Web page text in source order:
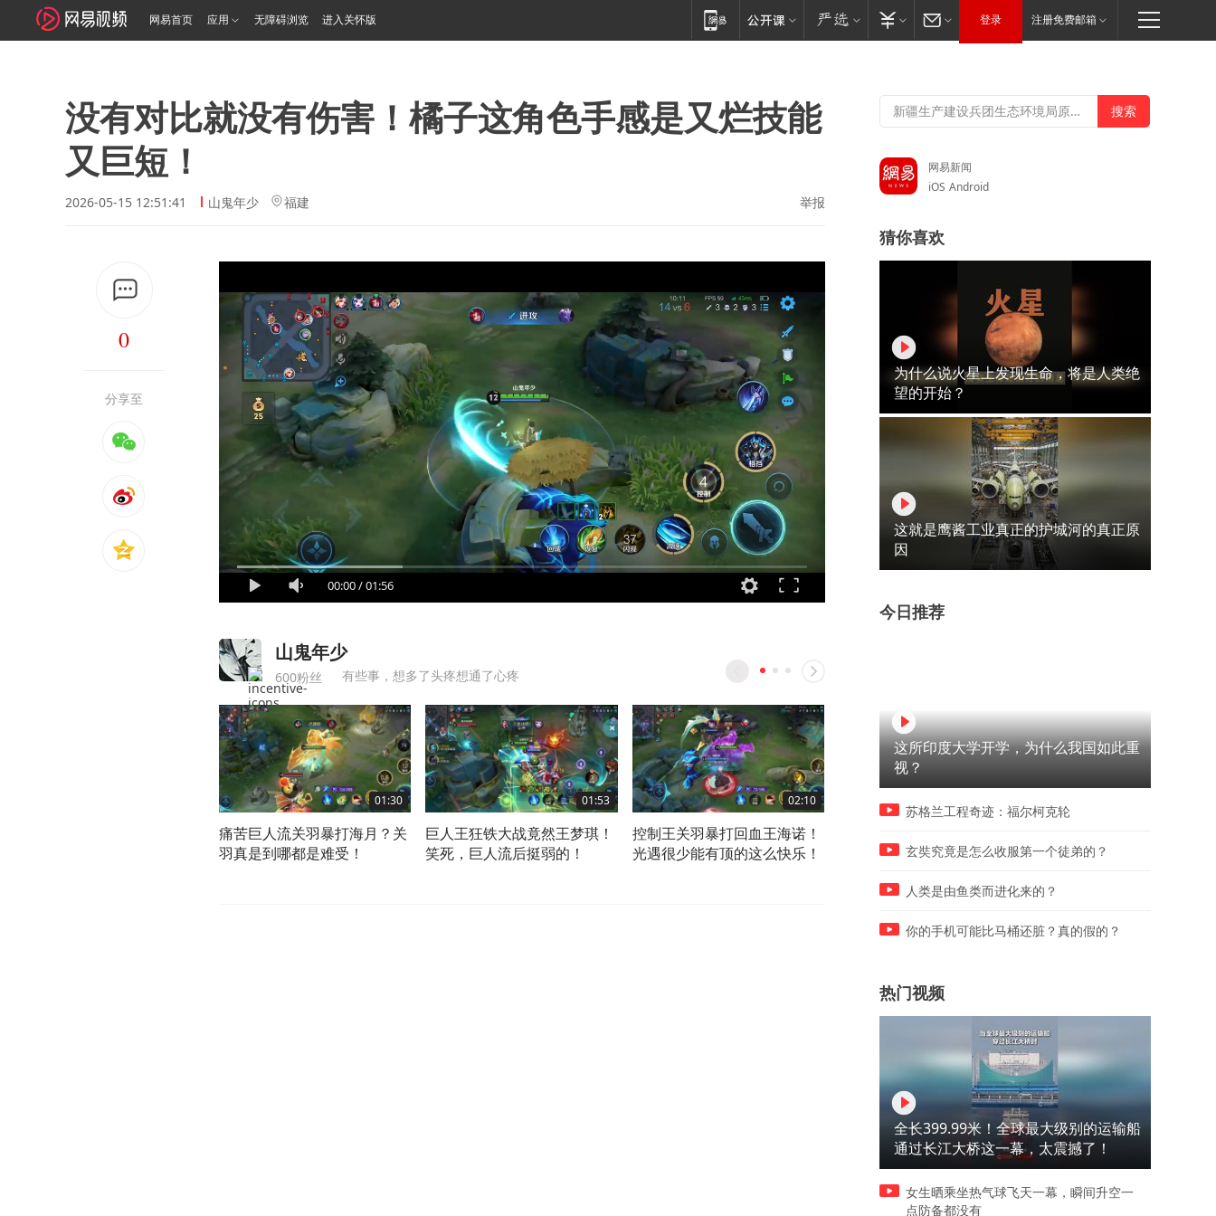
网易首页 应用 无障碍浏览 进入关怀版 登录 注册免费邮箱
没有对比就没有伤害！橘子这角色手感是又烂技能
又巨短！
2026-05-15 12:51:41 山鬼年少 福建 举报
0
分享至
00:00/01:56
山鬼年少
600粉丝 有些事，想多了头疼想通了心疼
01:30
痛苦巨人流关羽暴打海月？关
羽真是到哪都是难受！
01:53
巨人王狂铁大战竟然王梦琪！
笑死，巨人流后挺弱的！
02:10
控制王关羽暴打回血王海诺！
光遇很少能有顶的这么快乐！
的巨人是真强！但后期就不
模式人人都是大司命！牢大
网易新闻
iOS Android
猜你喜欢
为什么说火星上发现生命，将是人类绝
望的开始？
这就是鹰酱工业真正的护城河的真正原
因
今日推荐
这所印度大学开学，为什么我国如此重
视？
苏格兰工程奇迹：福尔柯克轮
玄奘究竟是怎么收服第一个徒弟的？
人类是由鱼类而进化来的？
你的手机可能比马桶还脏？真的假的？
热门视频
全长399.99米！全球最大级别的运输船
通过长江大桥这一幕，太震撼了！
女生晒乘坐热气球飞天一幕，瞬间升空一
点防备都没有